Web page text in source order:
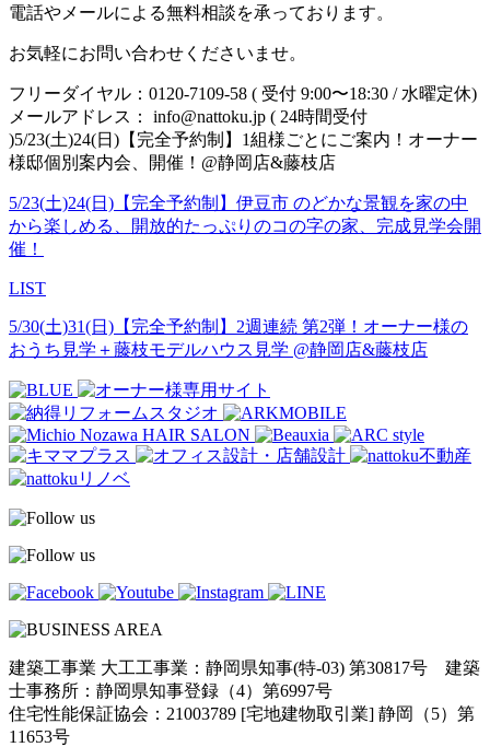
電話やメールによる無料相談を承っております。
お気軽にお問い合わせくださいませ。
フリーダイヤル：0120-7109-58 ( 受付 9:00〜18:30 / 水曜定休)
メールアドレス： info@nattoku.jp ( 24時間受付
)5/23(土)24(日)【完全予約制】1組様ごとにご案内！オーナー
様邸個別案内会、開催！@静岡店&藤枝店
5/23(土)24(日)【完全予約制】伊豆市 のどかな景観を家の中
から楽しめる、開放的たっぷりのコの字の家、完成見学会開
催！
LIST
5/30(土)31(日)【完全予約制】2週連続 第2弾！オーナー様の
おうち見学＋藤枝モデルハウス見学 @静岡店&藤枝店
建築工事業 大工工事業：静岡県知事(特-03) 第30817号 建築
士事務所：静岡県知事登録（4）第6997号
住宅性能保証協会：21003789 [宅地建物取引業] 静岡（5）第
11653号